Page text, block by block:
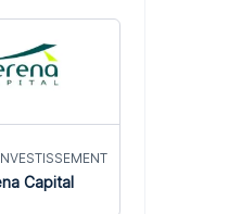
Capital